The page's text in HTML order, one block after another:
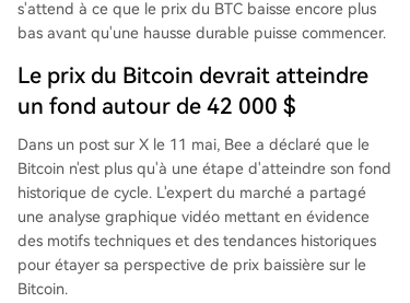
s'attend à ce que le prix du BTC baisse encore plus
bas avant qu'une hausse durable puisse commencer.
Le prix du Bitcoin devrait atteindre
un fond autour de 42 000 $
Dans un post sur X le 11 mai, Bee a déclaré que le
Bitcoin n'est plus qu'à une étape d'atteindre son fond
historique de cycle. L'expert du marché a partagé
une analyse graphique vidéo mettant en évidence
des motifs techniques et des tendances historiques
pour étayer sa perspective de prix baissière sur le
Bitcoin.